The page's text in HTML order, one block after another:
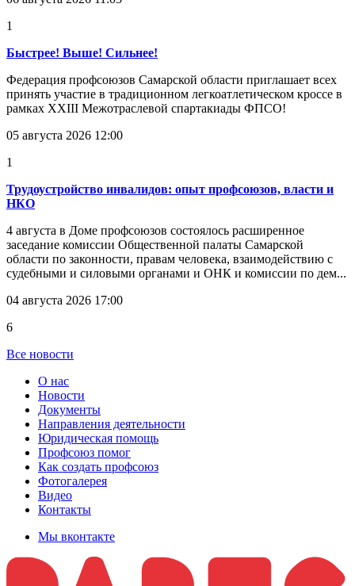
1
Быстрее! Выше! Сильнее!
Федерация профсоюзов Самарской области приглашает всех
принять участие в традиционном легкоатлетическом кроссе в
рамках XXIII Межотраслевой спартакиады ФПСО!
05 августа 2026 12:00
1
Трудоустройство инвалидов: опыт профсоюзов, власти и
НКО
4 августа в Доме профсоюзов состоялось расширенное
заседание комиссии Общественной палаты Самарской
области по законности, правам человека, взаимодействию с
судебными и силовыми органами и ОНК и комиссии по дем...
04 августа 2026 17:00
6
Все новости
О нас
Новости
Документы
Направления деятельности
Юридическая помощь
Профсоюз помог
Как создать профсоюз
Фотогалерея
Видео
Контакты
Мы вконтакте